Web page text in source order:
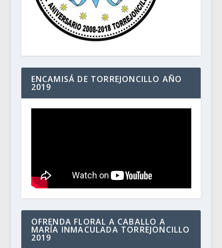
ENCAMISÁ DE TORREJONCILLO AÑO
2019
OFRENDA FLORAL A CABALLO A
MARÍA INMACULADA TORREJONCILLO
2019